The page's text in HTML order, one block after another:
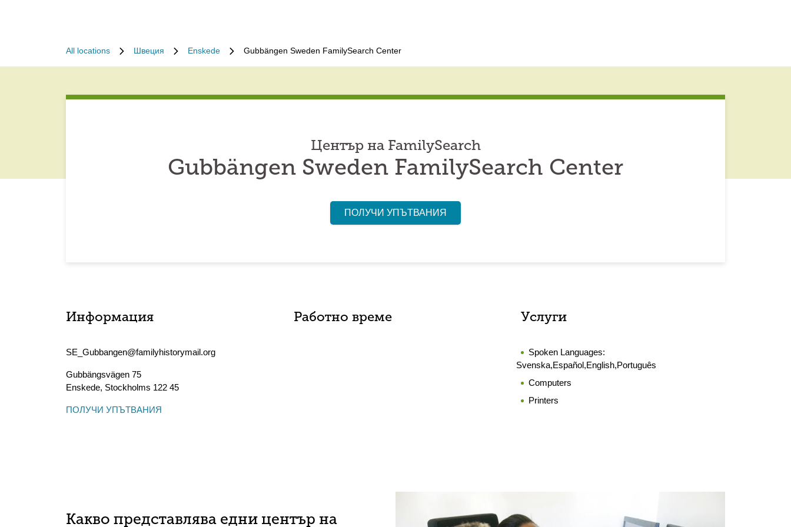
All locations Швеция Enskede Gubbängen Sweden FamilySearch Center
Център на FamilySearch
Gubbängen Sweden FamilySearch Center
ПОЛУЧИ УПЪТВАНИЯ
Информация
SE_Gubbangen@familyhistorymail.org
Gubbängsvägen 75
Enskede, Stockholms 122 45
ПОЛУЧИ УПЪТВАНИЯ
Работно време Услуги
Spoken Languages:
Svenska,Español,English,Português
Computers
Printers
Какво представлява едни център на